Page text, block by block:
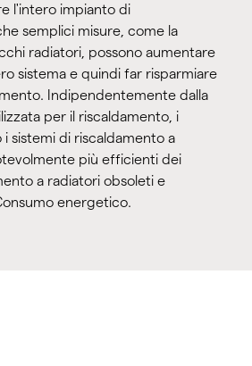
l'intero impianto di
semplici misure, come la
radiatori, possono aumentare
sistema e quindi far risparmiare
Indipendentemente dalla
per il riscaldamento, i
sistemi di riscaldamento a
più efficienti dei
a radiatori obsoleti e
energetico.